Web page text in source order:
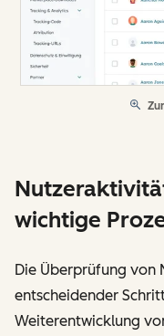
wichtige
Die Überprüfung von
entscheidender
Weiterentwicklung